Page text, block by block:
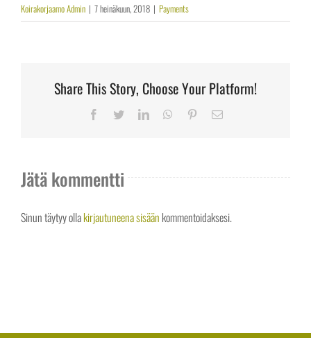
Koirakorjaamo Admin | 7 heinäkuun, 2018 | Payments
Share This Story, Choose Your Platform!
Facebook
TwitterLinkedInWhatsApp
PinterestSähköposti
Jätä kommentti
Sinun täytyy ollakirjautuneena sisään kommentoidaksesi.